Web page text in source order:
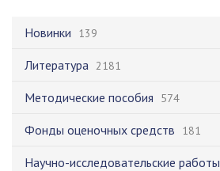
Новинки 139
Литература 2181
Методические пособия 574
Фонды оценочных средств 181
Научно-исследовательские работы